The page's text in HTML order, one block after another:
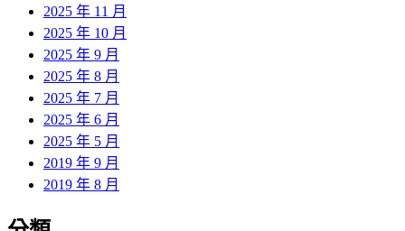
2025 年 11 月
2025 年 10 月
2025 年 9 月
2025 年 8 月
2025 年 7 月
2025 年 6 月
2025 年 5 月
2019 年 9 月
2019 年 8 月